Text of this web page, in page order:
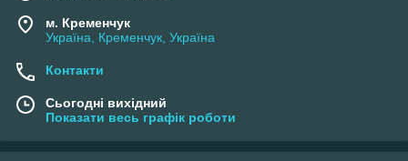
м. Кременчук
Україна, Кременчук, Україна
Контакти
Сьогодні вихідний
Показати весь графік роботи